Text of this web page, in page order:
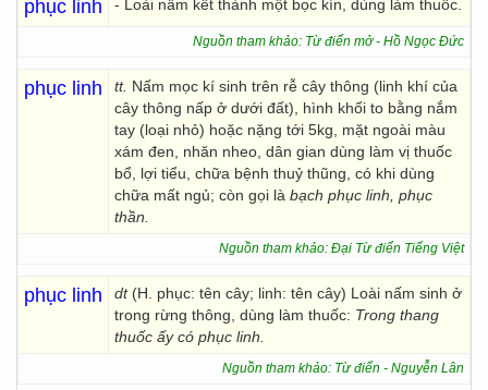
phục linh - Loài nấm kết thành một bọc kín, dùng làm thuốc.
Nguồn tham khảo: Từ điển mở - Hồ Ngọc Đức
phục linh tt. Nấm mọc kí sinh trên rễ cây thông (linh khí của
cây thông nấp ở dưới đất), hình khối to bằng nắm
tay (loại nhỏ) hoặc nặng tới 5kg, mặt ngoài màu
xám đen, nhăn nheo, dân gian dùng làm vị thuốc
bổ, lợi tiểu, chữa bệnh thuỷ thũng, có khi dùng
chữa mất ngủ; còn gọi là bạch phục linh, phục
thần.
Nguồn tham khảo: Đại Từ điển Tiếng Việt
phục linh dt (H. phục: tên cây; linh: tên cây) Loài nấm sinh ở
trong rừng thông, dùng làm thuốc: Trong thang
thuốc ấy có phục linh.
Nguồn tham khảo: Từ điển - Nguyễn Lân